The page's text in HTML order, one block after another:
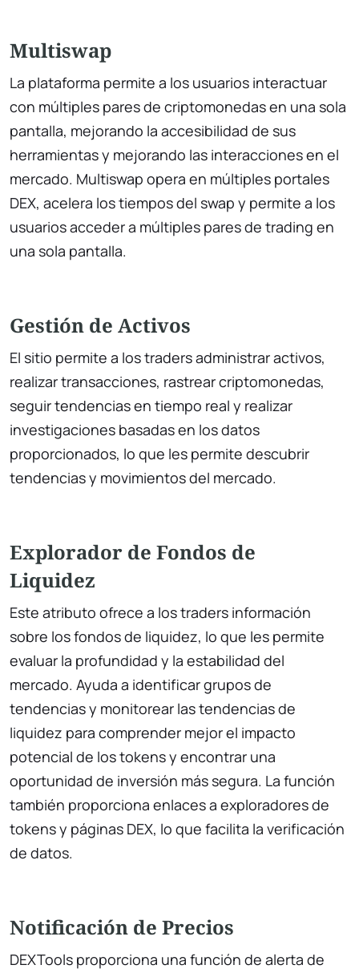
Multiswap
La plataforma permite a los usuarios interactuar
con múltiples pares de criptomonedas en una sola
pantalla, mejorando la accesibilidad de sus
herramientas y mejorando las interacciones en el
mercado. Multiswap opera en múltiples portales
DEX, acelera los tiempos del swap y permite a los
usuarios acceder a múltiples pares de trading en
una sola pantalla.
Gestión de Activos
El sitio permite a los traders administrar activos,
realizar transacciones, rastrear criptomonedas,
seguir tendencias en tiempo real y realizar
investigaciones basadas en los datos
proporcionados, lo que les permite descubrir
tendencias y movimientos del mercado.
Explorador de Fondos de
Liquidez
Este atributo ofrece a los traders información
sobre los fondos de liquidez, lo que les permite
evaluar la profundidad y la estabilidad del
mercado. Ayuda a identificar grupos de
tendencias y monitorear las tendencias de
liquidez para comprender mejor el impacto
potencial de los tokens y encontrar una
oportunidad de inversión más segura. La función
también proporciona enlaces a exploradores de
tokens y páginas DEX, lo que facilita la verificación
de datos.
Notificación de Precios
DEXTools proporciona una función de alerta de